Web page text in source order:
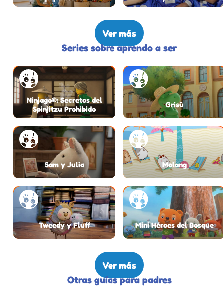
Ver más
Series sobre aprendo a ser
Ninjago®: Secretos del
Spinjitzu Prohibido
Grisù
Sam y Julia Molang
Tweedy y Fluff Mini Héroes del Bosque
Ver más
Otras guías para padres